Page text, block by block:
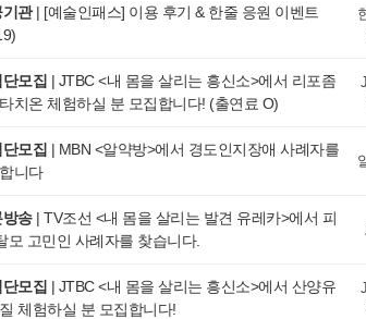
기관| [예술인패스] 이용 후기 & 한줄 응원 이벤트
모집 | JTBC <내 몸을 살리는 흥신소>에서 리포좀
치온 체험하실 분 모집합니다! (출연료 O)
모집 | MBN <알약방>에서 경도인지장애 사례자를
니다
방송| TV조선 <내 몸을 살리는 발견 유레카>에서 피
모 고민인 사례자를 찾습니다.
모집 | JTBC <내 몸을 살리는 흥신소>에서 산양유
체험하실 분 모집합니다!